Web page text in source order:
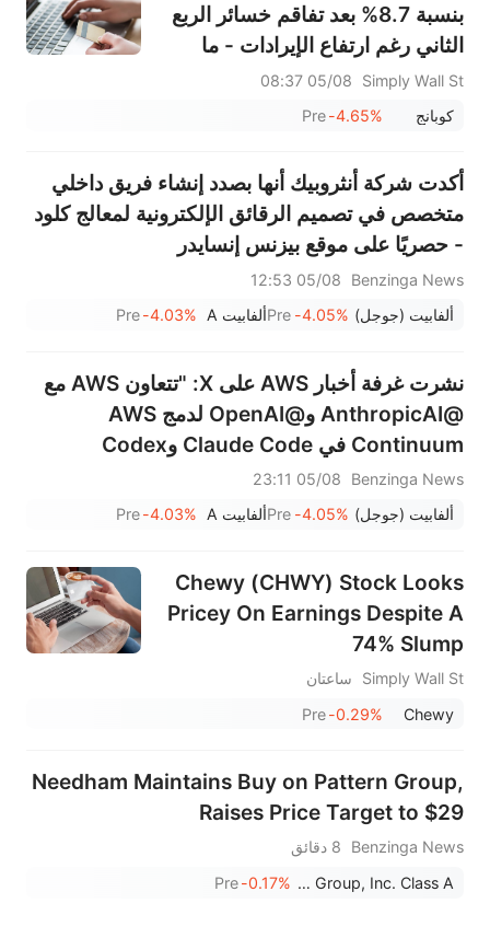
بنسبة 8.7% بعد تفاقم خسائر الربع
الثاني رغم ارتفاع الإيرادات - ما
الذي تغير؟
Simply Wall St
05/08 08:37
كوبانج
-4.65%
Pre
أكدت شركة أنثروبيك أنها بصدد إنشاء فريق داخلي
متخصص في تصميم الرقائق الإلكترونية لمعالج كلود
- حصريًا على موقع بيزنس إنسايدر
Benzinga News
05/08 12:53
ألفابيت (جوجل) -4.05%
Preألفابيت A -4.03%
Pre
نشرت غرفة أخبار AWS على X: "تتعاون AWS مع
@AnthropicAI و@OpenAI لدمج AWS
Continuum في Claude Code وCodex
و@Kirodotdev. اكتشف ثغرات التعليمات البرمجية
وحدد أولوياتها وتحقق منها وعالجها دون مغادرة بيئة
Benzinga News
05/08 23:11
ألفابيت (جوجل) -4.05%
Preألفابيت A -4.03%
Pre
Chewy (CHWY) Stock Looks
Pricey On Earnings Despite A
74% Slump
Simply Wall St
ساعتان
Chewy
-0.29%
Pre
Needham Maintains Buy on Pattern Group,
Raises Price Target to $29
Benzinga News
8 دقائق
Pattern Group, Inc. Class A
-0.17%
Pre